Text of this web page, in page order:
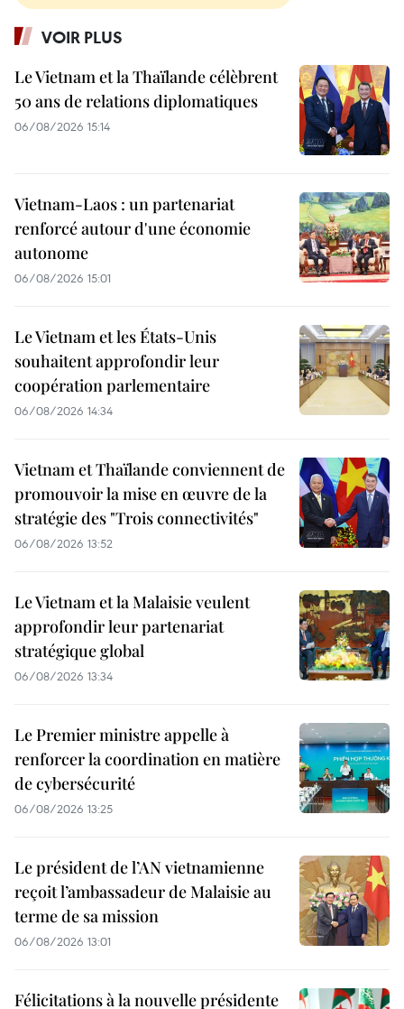
VOIR PLUS
Le Vietnam et la Thaïlande célèbrent
50 ans de relations diplomatiques
06/08/2026 15:14
Vietnam-Laos : un partenariat
renforcé autour d'une économie
autonome
06/08/2026 15:01
Le Vietnam et les États-Unis
souhaitent approfondir leur
coopération parlementaire
06/08/2026 14:34
Vietnam et Thaïlande conviennent de
promouvoir la mise en œuvre de la
stratégie des "Trois connectivités"
06/08/2026 13:52
Le Vietnam et la Malaisie veulent
approfondir leur partenariat
stratégique global
06/08/2026 13:34
Le Premier ministre appelle à
renforcer la coordination en matière
de cybersécurité
06/08/2026 13:25
Le président de l’AN vietnamienne
reçoit l’ambassadeur de Malaisie au
terme de sa mission
06/08/2026 13:01
Félicitations à la nouvelle présidente